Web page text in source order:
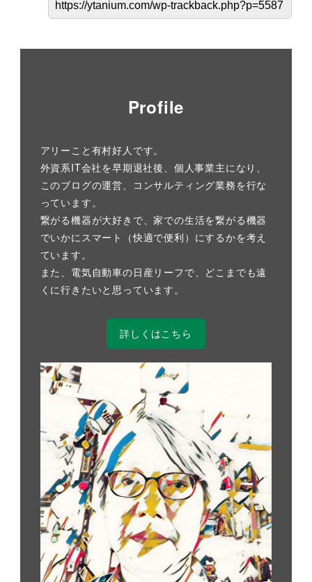
Profile
アリーこと有村好人です。
外資系IT会社を早期退社後、個人事業主になり、
このブログの運営、コンサルティング業務を行な
っています。
繋がる機器が大好きで、家での生活を繋がる機器
でいかにスマート（快適で便利）にするかを考え
ています。
また、電気自動車の日産リーフで、どこまでも遠
くに行きたいと思っています。
詳しくはこちら